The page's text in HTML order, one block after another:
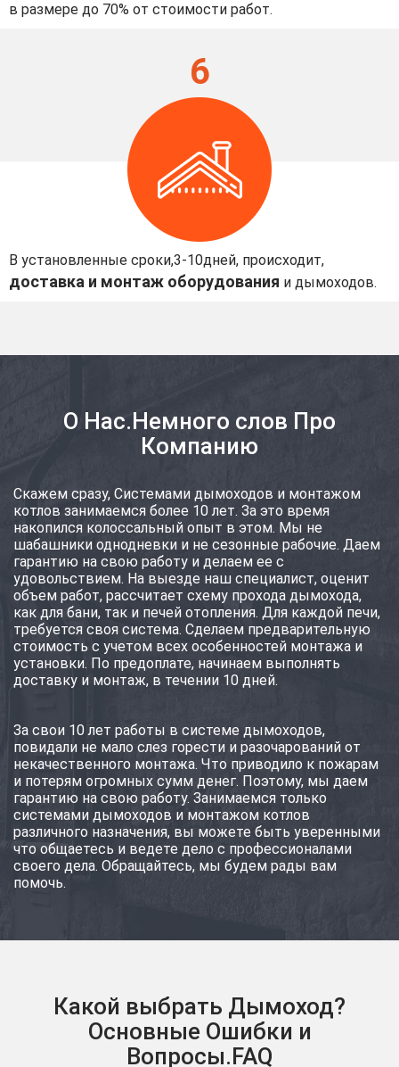
в размере до 70% от стоимости работ.
В установленные сроки,3-10дней, происходит,
доставка и монтаж оборудования и дымоходов.
6
О Нас.Немного слов Про
Компанию
Скажем сразу, Системами дымоходов и монтажом
котлов занимаемся более 10 лет. За это время
накопился колоссальный опыт в этом. Мы не
шабашники однодневки и не сезонные рабочие. Даем
гарантию на свою работу и делаем ее с
удовольствием. На выезде наш специалист, оценит
объем работ, рассчитает схему прохода дымохода,
как для бани, так и печей отопления. Для каждой печи,
требуется своя система. Сделаем предварительную
стоимость с учетом всех особенностей монтажа и
установки. По предоплате, начинаем выполнять
доставку и монтаж, в течении 10 дней.
За свои 10 лет работы в системе дымоходов,
повидали не мало слез горести и разочарований от
некачественного монтажа. Что приводило к пожарам
и потерям огромных сумм денег. Поэтому, мы даем
гарантию на свою работу. Занимаемся только
системами дымоходов и монтажом котлов
различного назначения, вы можете быть уверенными
что общаетесь и ведете дело с профессионалами
своего дела. Обращайтесь, мы будем рады вам
помочь.
Какой выбрать Дымоход?
Основные Ошибки и
Вопросы.FAQ